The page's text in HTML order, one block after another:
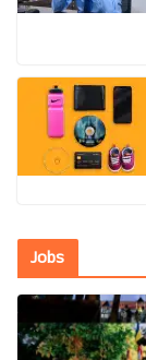
Jobs